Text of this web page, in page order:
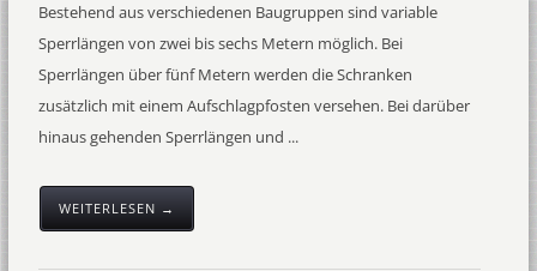
Bestehend aus verschiedenen Baugruppen sind variable
Sperrlängen von zwei bis sechs Metern möglich. Bei
Sperrlängen über fünf Metern werden die Schranken
zusätzlich mit einem Aufschlagpfosten versehen. Bei darüber
hinaus gehenden Sperrlängen und ...
WEITERLESEN →